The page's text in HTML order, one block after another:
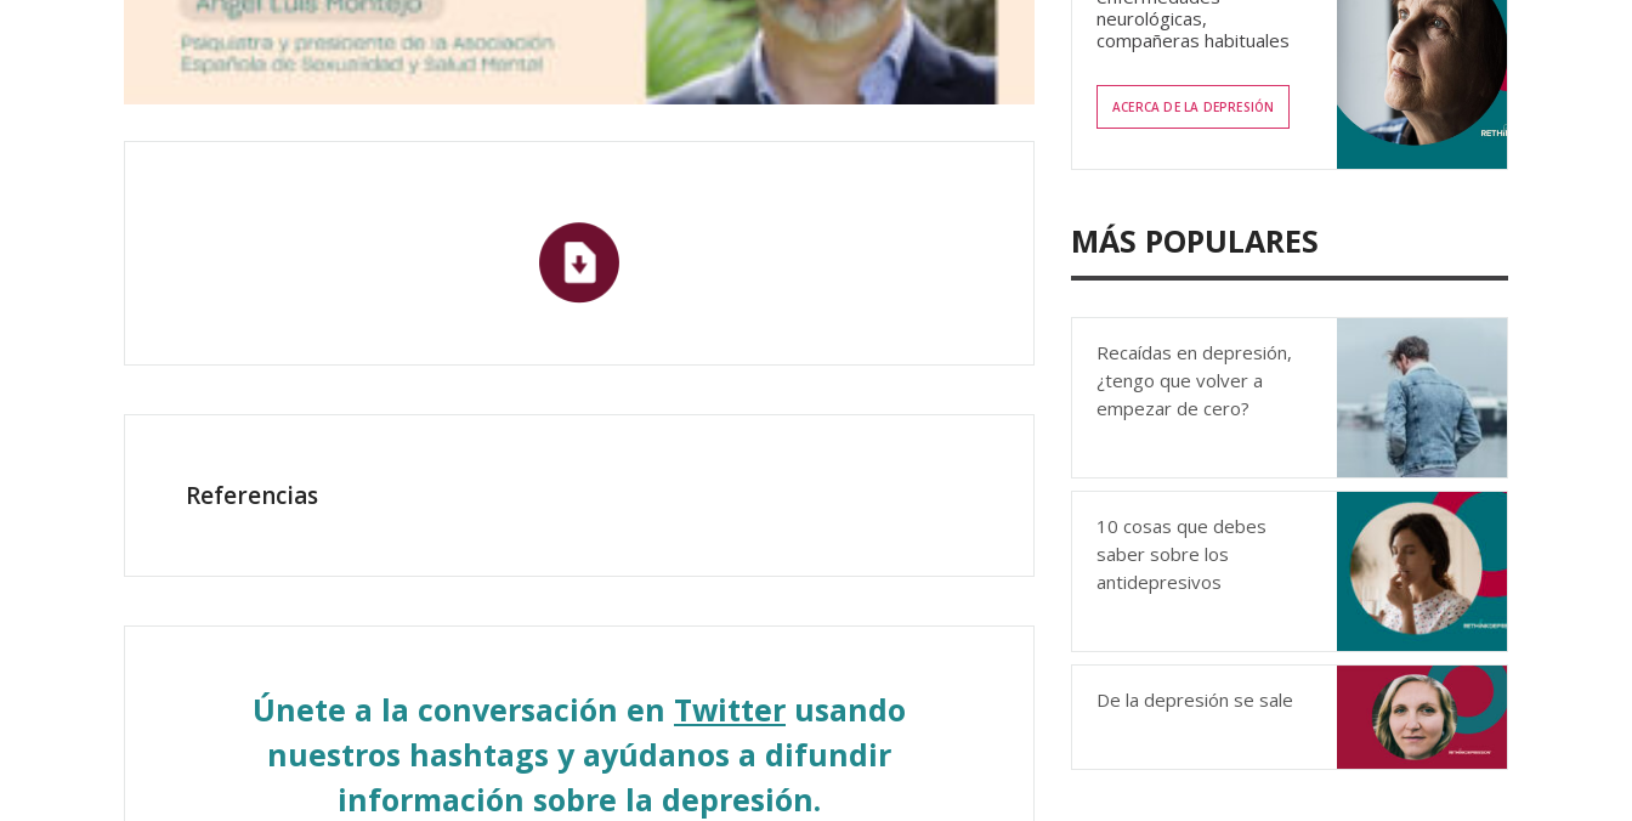
Referencias
Únete a la conversación en Twitter usando
nuestros hashtags y ayúdanos a difundir
información sobre la depresión.
neurológicas,
compañeras habituales
ACERCA DE LA DEPRESIÓN
MÁS POPULARES
Recaídas en depresión,
¿tengo que volver a
empezar de cero?
10 cosas que debes
saber sobre los
antidepresivos
De la depresión se sale